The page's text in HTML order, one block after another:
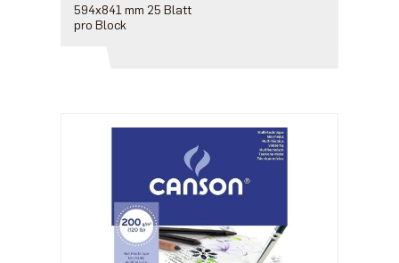
594x841 mm 25 Blatt
pro Block